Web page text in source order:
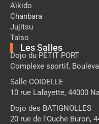
Aïkido
Chanbara
Jujitsu
Taïso
Les Salles
Dojo du PETIT PORT
Complexe sportif,
Salle COIDELLE
10 rue Lafayette, 44000
Dojo des BATIGNOLLES
20 rue de l’Ouche Buron,